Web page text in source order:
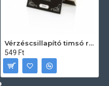
Vérzéscsillapító timsó rúd 20db
549 Ft